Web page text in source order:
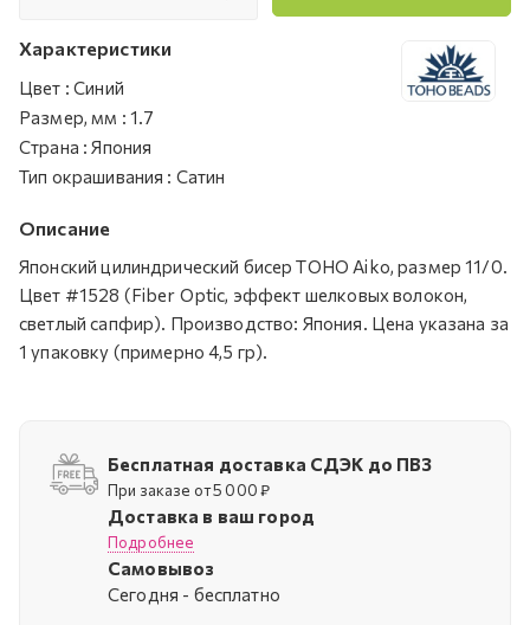
Характеристики
Цвет : Синий
Размер, мм : 1.7
Страна : Япония
Тип окрашивания : Сатин
Описание
Японский цилиндрический бисер TOHO Aiko, размер 11/0.
Цвет #1528 (Fiber Optic, эффект шелковых волокон,
светлый сапфир). Производство: Япония. Цена указана за
1 упаковку (примерно 4,5 гр).
Бесплатная доставка СДЭК до ПВЗ
При заказе от 5 000 ₽
Доставка в ваш город
Подробнее
Самовывоз
Cегодня - бесплатно